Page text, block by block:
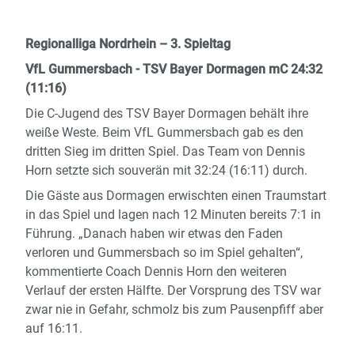
Regionalliga Nordrhein – 3. Spieltag
VfL Gummersbach - TSV Bayer Dormagen mC 24:32
(11:16)
Die C-Jugend des TSV Bayer Dormagen behält ihre
weiße Weste. Beim VfL Gummersbach gab es den
dritten Sieg im dritten Spiel. Das Team von Dennis
Horn setzte sich souverän mit 32:24 (16:11) durch.
Die Gäste aus Dormagen erwischten einen Traumstart
in das Spiel und lagen nach 12 Minuten bereits 7:1 in
Führung. „Danach haben wir etwas den Faden
verloren und Gummersbach so im Spiel gehalten“,
kommentierte Coach Dennis Horn den weiteren
Verlauf der ersten Hälfte. Der Vorsprung des TSV war
zwar nie in Gefahr, schmolz bis zum Pausenpfiff aber
auf 16:11.